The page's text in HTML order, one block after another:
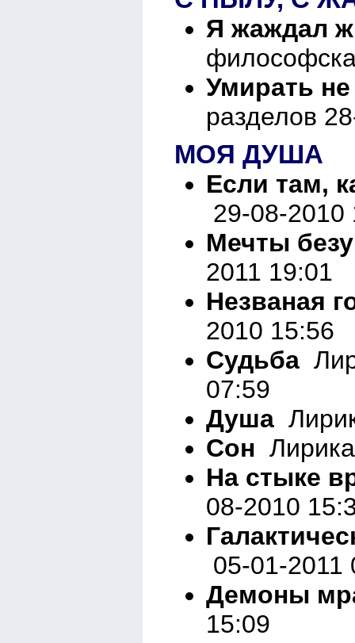
Я жаждал
Умирать
разделов
МОЯ ДУША
Если там,
29-08-2010
Мечты
2011 19:01
Незваная
2010 15:56
Судьба
07:59
Душа
Сон
На стыке
08-2010
05-01-2011
Демоны
15:09